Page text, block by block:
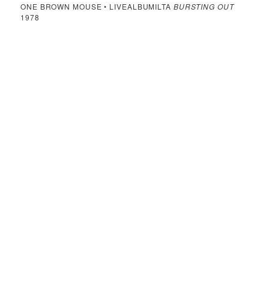
ONE BROWN MOUSE • LIVEALBUMILTA BURSTING OUT
1978